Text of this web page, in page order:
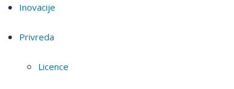
Inovacije
Privreda
Licence